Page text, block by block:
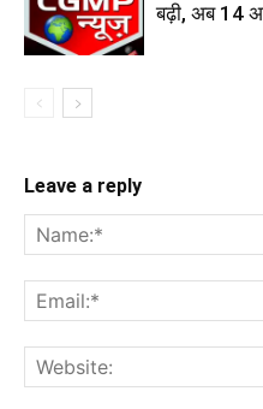
बढ़ी, अब 14
Leave a reply